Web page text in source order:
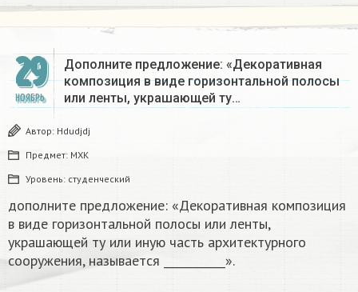
29
НОЯБРЬ
Дополните предложение: «Декоративная
композиция в виде горизонтальной полосы
или ленты, украшающей ту…
Автор: Hdudjdj
Предмет: МХК
Уровень: студенческий
дополните предложение: «Декоративная композиция
в виде горизонтальной полосы или ленты,
украшающей ту или иную часть архитектурного
сооружения, называется ___________».​